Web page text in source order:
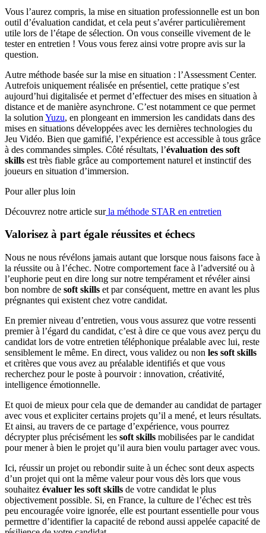
Vous l’aurez compris, la mise en situation professionnelle est un bon
outil d’évaluation candidat, et cela peut s’avérer particulièrement
utile lors de l’étape de sélection. On vous conseille vivement de le
tester en entretien ! Vous vous ferez ainsi votre propre avis sur la
question.
Autre méthode basée sur la mise en situation : l’Assessment Center.
Autrefois uniquement réalisée en présentiel, cette pratique s’est
aujourd’hui digitalisée et permet d’effectuer des mises en situation à
distance et de manière asynchrone. C’est notamment ce que permet
la solution Yuzu, en plongeant en immersion les candidats dans des
mises en situations développées avec les dernières technologies du
Jeu Vidéo. Bien que gamifié, l’expérience est accessible à tous grâce
à des commandes simples. Côté résultats, l’évaluation des soft
skills est très fiable grâce au comportement naturel et instinctif des
joueurs en situation d’immersion.
Pour aller plus loin
Découvrez notre article surla méthode STAR en entretien
Valorisez à part égale réussites et échecs
Nous ne nous révélons jamais autant que lorsque nous faisons face à
la réussite ou à l’échec. Notre comportement face à l’adversité ou à
l’euphorie peut en dire long sur notre tempérament et révéler ainsi
bon nombre de soft skills et par conséquent, mettre en avant les plus
prégnantes qui existent chez votre candidat.
En premier niveau d’entretien, vous vous assurez que votre ressenti
premier à l’égard du candidat, c’est à dire ce que vous avez perçu du
candidat lors de votre entretien téléphonique préalable avec lui, reste
sensiblement le même. En direct, vous validez ou non les soft skills
et critères que vous avez au préalable identifiés et que vous
recherchez pour le poste à pourvoir : innovation, créativité,
intelligence émotionnelle.
Et quoi de mieux pour cela que de demander au candidat de partager
avec vous et expliciter certains projets qu’il a mené, et leurs résultats.
Et ainsi, au travers de ce partage d’expérience, vous pourrez
décrypter plus précisément les soft skills mobilisées par le candidat
pour mener à bien le projet qu’il aura bien voulu partager avec vous.
Ici, réussir un projet ou rebondir suite à un échec sont deux aspects
d’un projet qui ont la même valeur pour vous dès lors que vous
souhaitez évaluer les soft skills de votre candidat le plus
objectivement possible. Si, en France, la culture de l’échec est très
peu encouragée voire ignorée, elle est pourtant essentielle pour vous
permettre d’identifier la capacité de rebond aussi appelée capacité de